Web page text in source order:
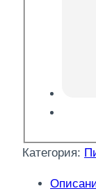
Категория: